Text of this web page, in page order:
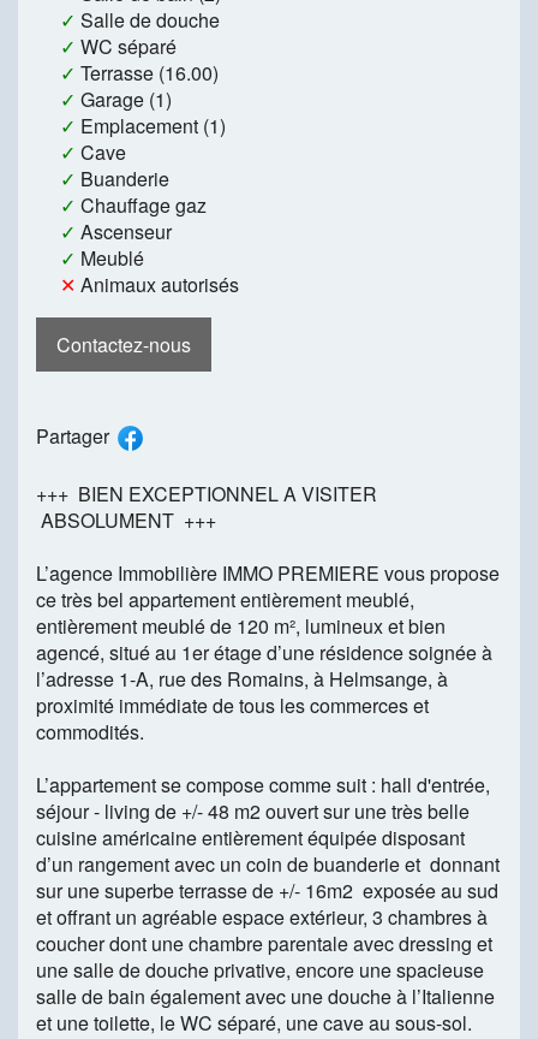
✓ Salle de douche
✓ WC séparé
✓ Terrasse (16.00)
✓ Garage (1)
✓ Emplacement (1)
✓ Cave
✓ Buanderie
✓ Chauffage gaz
✓ Ascenseur
✓ Meublé
✕ Animaux autorisés
Contactez-nous
Partager
+++ BIEN EXCEPTIONNEL A VISITER
ABSOLUMENT +++
L’agence Immobilière IMMO PREMIERE vous propose
ce très bel appartement entièrement meublé,
entièrement meublé de 120 m², lumineux et bien
agencé, situé au 1er étage d’une résidence soignée à
l’adresse 1-A, rue des Romains, à Helmsange, à
proximité immédiate de tous les commerces et
commodités.
L’appartement se compose comme suit : hall d'entrée,
séjour - living de +/- 48 m2 ouvert sur une très belle
cuisine américaine entièrement équipée disposant
d’un rangement avec un coin de buanderie et donnant
sur une superbe terrasse de +/- 16m2 exposée au sud
et offrant un agréable espace extérieur, 3 chambres à
coucher dont une chambre parentale avec dressing et
une salle de douche privative, encore une spacieuse
salle de bain également avec une douche à l’Italienne
et une toilette, le WC séparé, une cave au sous-sol.